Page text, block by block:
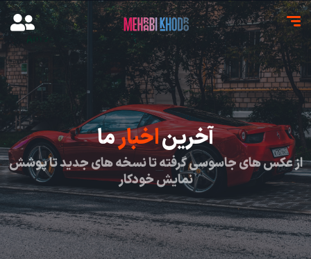
آخریناخبارما
از عکس های جاسوسی گرفته تا نسخه های جدید تا پوشش
نمایش خودکار